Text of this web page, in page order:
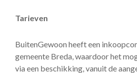
Tarieven
BuitenGewoon heeft een
gemeente Breda, waardoor het
via een beschikking, vanuit de